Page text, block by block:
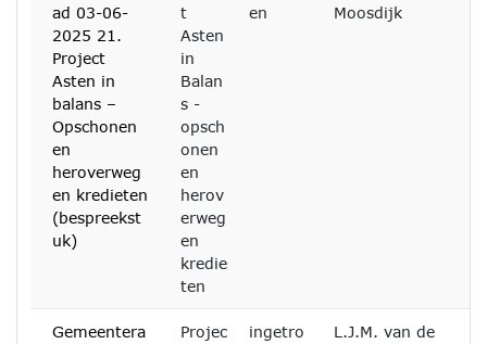
ad 03-06-
2025 21.
Project
Asten in
balans –
Opschonen
en
heroverweg
en kredieten
(bespreekst
uk)
t
Asten
in
Balan
s -
opsch
onen
en
herov
erweg
en
kredie
ten
en
Moosdijk
Gemeentera
Projec
ingetro
L.J.M. van de